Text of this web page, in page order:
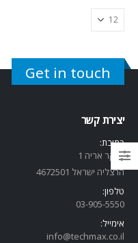
Get in touch
יצירת קשר
כתובת:
שנקר אריה 1
הרצליה ישראל 4672501
טלפון:
03-905-5550
אימייל:
info@techmax.co.il